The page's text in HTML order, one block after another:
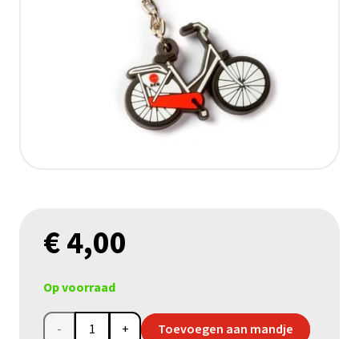
€4,00
Op voorraad
Sleutelhanger
Toevoegen aan mandje